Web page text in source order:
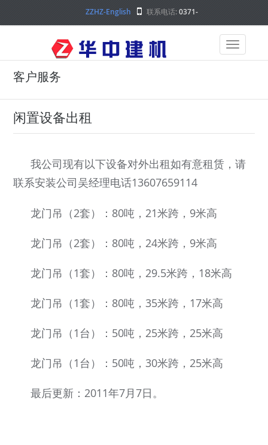
ZZHZ-English 联系电话:0371-
客户服务
闲置设备出租
我公司现有以下设备对外出租如有意租赁，请
联系安装公司吴经理电话13607659114
龙门吊（2套）：80吨，21米跨，9米高
龙门吊（2套）：80吨，24米跨，9米高
龙门吊（1套）：80吨，29.5米跨，18米高
龙门吊（1套）：80吨，35米跨，17米高
龙门吊（1台）：50吨，25米跨，25米高
龙门吊（1台）：50吨，30米跨，25米高
最后更新：2011年7月7日。